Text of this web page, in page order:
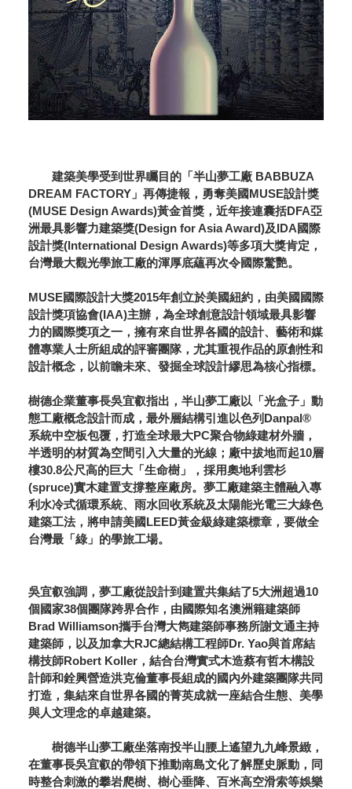
建築美學受到世界矚目的「半山夢工廠 BABBUZA
DREAM FACTORY」再傳捷報，勇奪美國MUSE設計獎
(MUSE Design Awards)黃金首獎，近年接連囊括DFA亞
洲最具影響力建築獎(Design for Asia Award)及IDA國際
設計獎(International Design Awards)等多項大獎肯定，
台灣最大觀光學旅工廠的渾厚底蘊再次令國際驚艷。
MUSE國際設計大獎2015年創立於美國紐約，由美國國際
設計獎項協會(IAA)主辦，為全球創意設計領域最具影響
力的國際獎項之一，擁有來自世界各國的設計、藝術和媒
體專業人士所組成的評審團隊，尤其重視作品的原創性和
設計概念，以前瞻未來、發掘全球設計繆思為核心指標。
樹德企業董事長吳宜叡指出，半山夢工廠以「光盒子」動
態工廠概念設計而成，最外層結構引進以色列Danpal®
系統中空板包覆，打造全球最大PC聚合物綠建材外牆，
半透明的材質為空間引入大量的光線；廠中拔地而起10層
樓30.8公尺高的巨大「生命樹」，採用奧地利雲杉
(spruce)實木建置支撐整座廠房。夢工廠建築主體融入專
利水冷式循環系統、雨水回收系統及太陽能光電三大綠色
建築工法，將申請美國LEED黃金級綠建築標章，要做全
台灣最「綠」的學旅工場。
吳宜叡強調，夢工廠從設計到建置共集結了5大洲超過10
個國家38個團隊跨界合作，由國際知名澳洲籍建築師
Brad Williamson攜手台灣大雋建築師事務所謝文通主持
建築師，以及加拿大RJC總結構工程師Dr. Yao與首席結
構技師Robert Koller，結合台灣實式木造蔡有哲木構設
計師和銓興營造洪克倫董事長組成的國內外建築團隊共同
打造，集結來自世界各國的菁英成就一座結合生態、美學
與人文理念的卓越建築。
樹德半山夢工廠坐落南投半山腰上遙望九九峰景緻，
在董事長吳宜叡的帶領下推動南島文化了解歷史脈動，同
時整合刺激的攀岩爬樹、樹心垂降、百米高空滑索等娛樂